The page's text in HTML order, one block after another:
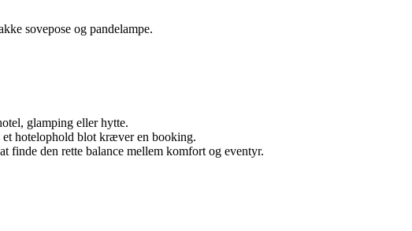
sovepose og pandelampe.
glamping eller hytte.
hotelophold blot kræver en booking.
finde den rette balance mellem komfort og eventyr.